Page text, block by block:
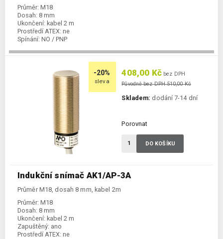
Průměr: M18
Dosah: 8 mm
Ukončení: kabel 2 m
Prostředí ATEX: ne
Spínání: NO / PNP
-20%
sleva
Indukční snímač AK1/AP-3A
Průměr M18, dosah 8 mm, kabel 2m
Průměr: M18
Dosah: 8 mm
Ukončení: kabel 2 m
Zapuštěný: ano
Prostředí ATEX: ne
408,00 Kč bez DPH
Původně bez DPH 510,00 Kč
Skladem: dodání 7-14 dní
Porovnat
DO KOŠÍKU